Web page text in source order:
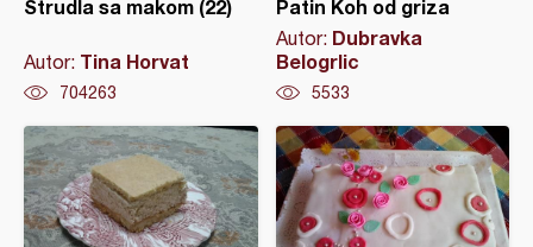
Štrudla sa makom (22)
Autor: Tina Horvat
704263
Patin Koh od griza
Autor: Dubravka
Belogrlic
5533